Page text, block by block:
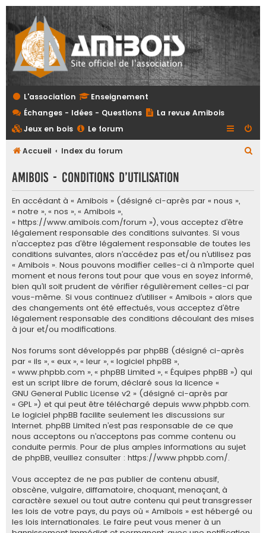
L'association
Enseignement
Échanges - Idées - Questions
La revue Amibois
Jeux en bois
Le forum
Accueil Index du forum
Amibois - Conditions d’utilisation
En accédant à « Amibois » (désigné ci-après par « nous »,
« notre », « nos », « Amibois »,
« https://www.amibois.com/forum »), vous acceptez d’être
légalement responsable des conditions suivantes. Si vous
n’acceptez pas d’être légalement responsable de toutes les
conditions suivantes, alors n’accédez pas et/ou n’utilisez pas
« Amibois ». Nous pouvons modifier celles-ci à n’importe quel
moment et nous ferons tout pour que vous en soyez informé,
bien qu’il soit prudent de vérifier régulièrement celles-ci par
vous-même. Si vous continuez d’utiliser « Amibois » alors que
des changements ont été effectués, vous acceptez d’être
légalement responsable des conditions découlant des mises
à jour et/ou modifications.
Nos forums sont développés par phpBB (désigné ci-après
par « ils », « eux », « leur », « logiciel phpBB »,
« www.phpbb.com », « phpBB Limited », « Équipes phpBB ») qui
est un script libre de forum, déclaré sous la licence «
GNU General Public License v2 » (désigné ci-après par
« GPL ») et qui peut être téléchargé depuis www.phpbb.com.
Le logiciel phpBB facilite seulement les discussions sur
Internet. phpBB Limited n’est pas responsable de ce que
nous acceptons ou n’acceptons pas comme contenu ou
conduite permis. Pour de plus amples informations au sujet
de phpBB, veuillez consulter : https://www.phpbb.com/.
Vous acceptez de ne pas publier de contenu abusif,
obscène, vulgaire, diffamatoire, choquant, menaçant, à
caractère sexuel ou tout autre contenu qui peut transgresser
les lois de votre pays, du pays où « Amibois » est hébergé ou
les lois internationales. Le faire peut vous mener à un